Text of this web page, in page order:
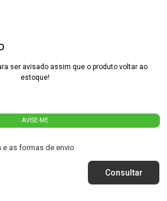
ser avisado assim que o produto voltar ao
estoque!
AVISE-ME
e as formas de envio